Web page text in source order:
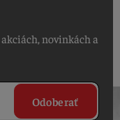
novinkách a
Odoberať